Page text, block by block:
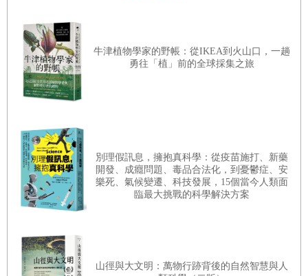
法，認為動脈
的結果……
第十章 修復受損的心臟
法瓦洛羅從婦人的腹股溝剪下一段隱靜脈，接著剪掉她
縫，像一位肉體裁縫師般謹慎、細膩，只要一個沒縫
好，血液就會傾洩到體腔裡；只要缺個一針，一切就都
枉然……
第十一章 戰爭與真菌
醯輔酶A這種還原酶，是負責執行速度最慢的一個環節，
所有步驟都得等這一步完成才能繼續下去。只要加快這
威廉斯。在與雷諾斯牧師及其他社區成員討論後，威廉
斯知道他能做的事只有一件──創辦一家醫院。他要在那
裡訓練非裔美籍的護士。
心」。這是一個大膽的夢想，而威廉斯說服了不分膚色
的醫生和捐款人一起有夢相隨。捐款來自各方，其中包
括廢奴運動領袖法蘭德瑞克．道格拉斯的捐款。安默肉
品加工公司也捐了款，該公司其後也資助職災勞工在這
第爾玻街街口，一幢三層樓、十二個房間的紅磚房屋。
客廳成了候診室，走廊盡頭的小臥房則是外科病房。這
牛津植物學家的野帳：從IKEA到火山口，一趟
勇往「植」前的全球採集之旅
別理假訊息，擁抱真科學：從疫苗施打、新藥
開發、成癮問題、毒品合法化，到憂鬱症、安
樂死、氣候變遷、科技發展，15個當今人類面
臨最大挑戰的科學解決方案
山徑與大文明：萬物行跡背後的自然智慧與人